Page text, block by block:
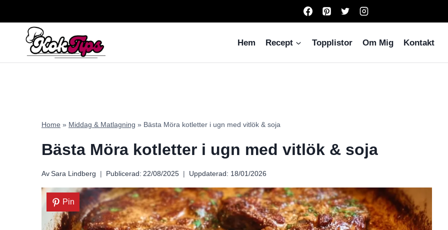
Hem
Recept Topplistor Om Mig Kontakt
Home » Middag & Matlagning » Bästa Möra kotletter i ugn med vitlök & soja
Bästa Möra kotletter i ugn med vitlök & soja
Av Sara Lindberg Publicerad: 22/08/2025 Uppdaterad: 18/01/2026
Pin